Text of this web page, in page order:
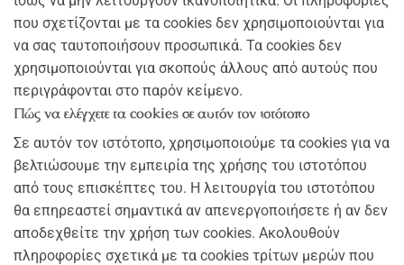
που σχετίζονται με τα cookies δεν χρησιμοποιούνται για
να σας ταυτοποιήσουν προσωπικά. Τα cookies δεν
χρησιμοποιούνται για σκοπούς άλλους από αυτούς που
περιγράφονται στο παρόν κείμενο.
Πώς να ελέγχετε τα cookies σε αυτόν τον ιστότοπο
Σε αυτόν τον ιστότοπο, χρησιμοποιούμε τα cookies για να
βελτιώσουμε την εμπειρία της χρήσης του ιστοτόπου
από τους επισκέπτες του. Η λειτουργία του ιστοτόπου
θα επηρεαστεί σημαντικά αν απενεργοποιήσετε ή αν δεν
αποδεχθείτε την χρήση των cookies. Ακολουθούν
πληροφορίες σχετικά με τα cookies τρίτων μερών που